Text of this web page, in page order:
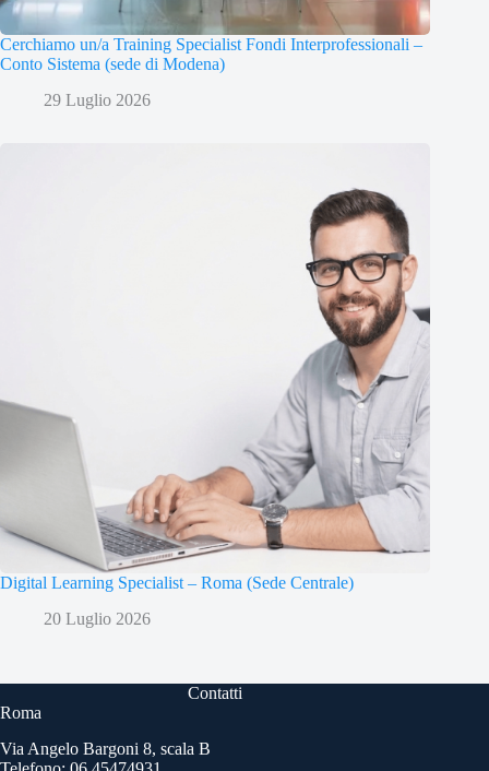
Cerchiamo un/a Training Specialist Fondi Interprofessionali –
Conto Sistema (sede di Modena)
29 Luglio 2026
Digital Learning Specialist – Roma (Sede Centrale)
20 Luglio 2026
Contatti
Roma
Via Angelo Bargoni 8, scala B